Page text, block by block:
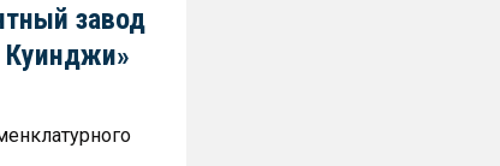
завод
Куинджи»